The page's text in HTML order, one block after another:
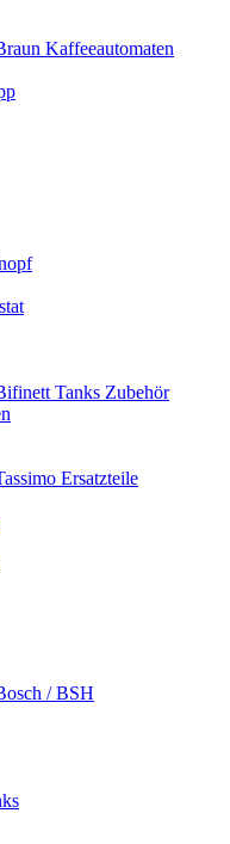
Kaffeeautomaten
Tanks Zubehör
Ersatzteile
/ BSH